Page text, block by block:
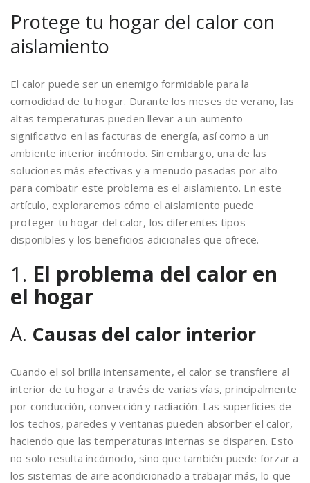
Protege tu hogar del calor con
aislamiento
El calor puede ser un enemigo formidable para la
comodidad de tu hogar. Durante los meses de verano, las
altas temperaturas pueden llevar a un aumento
significativo en las facturas de energía, así como a un
ambiente interior incómodo. Sin embargo, una de las
soluciones más efectivas y a menudo pasadas por alto
para combatir este problema es el aislamiento. En este
artículo, exploraremos cómo el aislamiento puede
proteger tu hogar del calor, los diferentes tipos
disponibles y los beneficios adicionales que ofrece.
1. El problema del calor en
el hogar
A. Causas del calor interior
Cuando el sol brilla intensamente, el calor se transfiere al
interior de tu hogar a través de varias vías, principalmente
por conducción, convección y radiación. Las superficies de
los techos, paredes y ventanas pueden absorber el calor,
haciendo que las temperaturas internas se disparen. Esto
no solo resulta incómodo, sino que también puede forzar a
los sistemas de aire acondicionado a trabajar más, lo que